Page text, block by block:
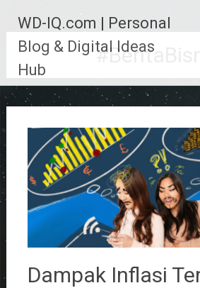
konten
WD-IQ.com | Personal
Blog & Digital Ideas
Hub
Dampak Inflasi